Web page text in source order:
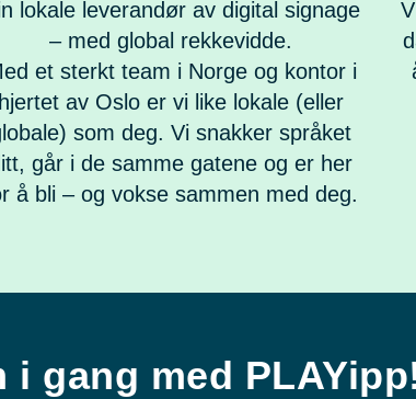
lokale leverandør av digital signage
– med global rekkevidde.
et sterkt team i Norge og kontor i
hjertet av Oslo er vi like lokale (eller
som deg. Vi snakker språket
går i de samme gatene og er her
å bli – og vokse sammen med deg.
i gang med